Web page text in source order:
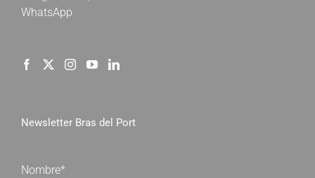
WhatsApp
Newsletter Bras del Port
Nombre*